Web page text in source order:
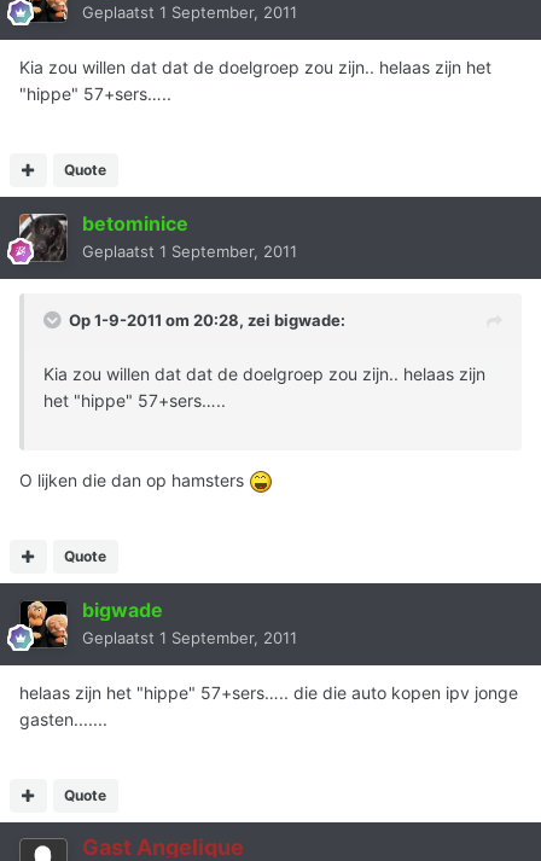
Geplaatst 1 September, 2011
Kia zou willen dat dat de doelgroep zou zijn.. helaas zijn het
"hippe" 57+sers…..
Quote
betominice
Geplaatst 1 September, 2011
Op 1-9-2011 om 20:28, zei bigwade:
Kia zou willen dat dat de doelgroep zou zijn.. helaas zijn
het "hippe" 57+sers…..
O lijken die dan op hamsters
Quote
bigwade
Geplaatst 1 September, 2011
helaas zijn het "hippe" 57+sers….. die die auto kopen ipv jonge
gasten.......
Quote
Gast Angelique